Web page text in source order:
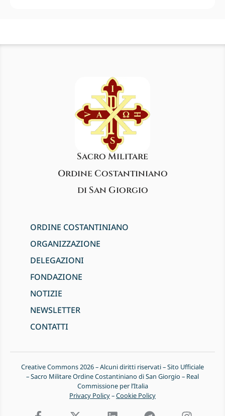
Sacro Militare
Ordine Costantiniano
di San Giorgio
ORDINE COSTANTINIANO
ORGANIZZAZIONE
DELEGAZIONI
FONDAZIONE
NOTIZIE
NEWSLETTER
CONTATTI
Creative Commons 2026 – Alcuni diritti riservati – Sito Ufficiale
– Sacro Militare Ordine Costantiniano di San Giorgio – Real
Commissione per l’Italia
Privacy Policy–Cookie Policy